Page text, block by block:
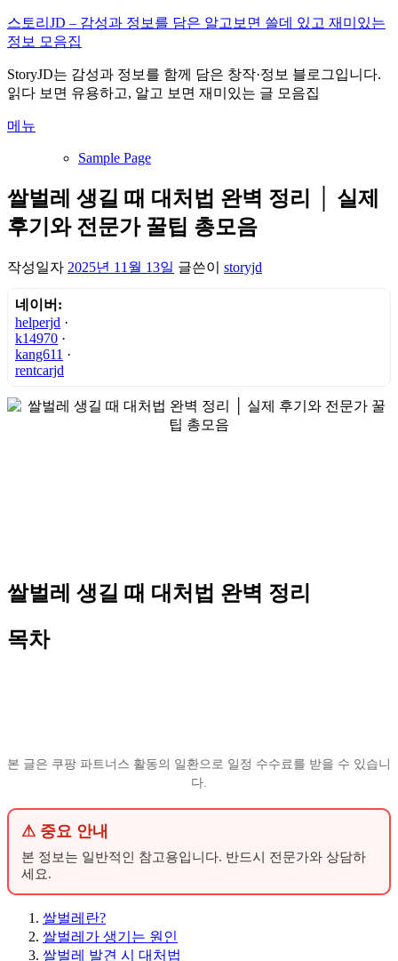
내
용
로
바
가
스토리JD – 감성과 정보를 담은 알고보면 쓸데 있고 재미있는
정보 모음집
StoryJD는 감성과 정보를 함께 담은 창작·정보 블로그입니다.
읽다 보면 유용하고, 알고 보면 재미있는 글 모음집
메뉴
Sample Page
쌀벌레 생길 때 대처법 완벽 정리 │ 실제
후기와 전문가 꿀팁 총모음
작성일자 2025년 11월 13일 글쓴이 storyjd
네이버:
helperjd ·
k14970 ·
kang611 ·
rentcarjd
쌀벌레 생길 때 대처법 완벽 정리
목차
본 글은 쿠팡 파트너스 활동의 일환으로 일정 수수료를 받을 수 있습니
다.
⚠ 중요 안내
본 정보는 일반적인 참고용입니다. 반드시 전문가와 상담하
세요.
쌀벌레란?
쌀벌레가 생기는 원인
쌀벌레 발견 시 대처법